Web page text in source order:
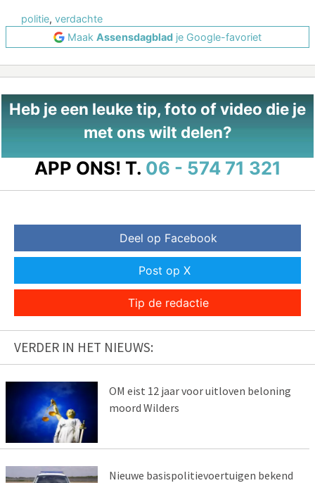
politie, verdachte
Maak Assensdagblad je Google-favoriet
Heb je een leuke tip, foto of video die je
met ons wilt delen?
APP ONS! T. 06 - 574 71 321
Deel op Facebook
Post op X
Tip de redactie
VERDER IN HET NIEUWS:
OM eist 12 jaar voor uitloven beloning
moord Wilders
Nieuwe basispolitievoertuigen bekend